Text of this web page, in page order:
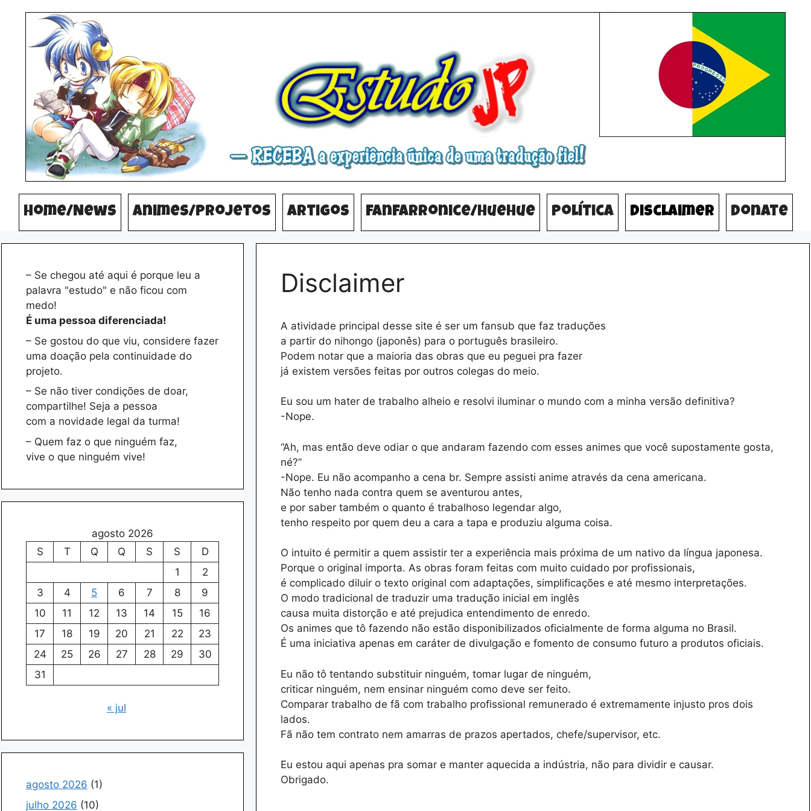
conteúdo
Home/News Animes/Projetos Artigos Fanfarronice/HueHue Política Disclaimer Donate
Disclaimer
A atividade principal desse site é ser um fansub que faz traduções
a partir do nihongo (japonês) para o português brasileiro.
Podem notar que a maioria das obras que eu peguei pra fazer
já existem versões feitas por outros colegas do meio.
Eu sou um hater de trabalho alheio e resolvi iluminar o mundo com a minha versão definitiva?
-Nope.
“Ah, mas então deve odiar o que andaram fazendo com esses animes que você supostamente gosta,
né?”
-Nope. Eu não acompanho a cena br. Sempre assisti anime através da cena americana.
Não tenho nada contra quem se aventurou antes,
e por saber também o quanto é trabalhoso legendar algo,
tenho respeito por quem deu a cara a tapa e produziu alguma coisa.
O intuito é permitir a quem assistir ter a experiência mais próxima de um nativo da língua japonesa.
Porque o original importa. As obras foram feitas com muito cuidado por profissionais,
é complicado diluir o texto original com adaptações, simplificações e até mesmo interpretações.
O modo tradicional de traduzir uma tradução inicial em inglês
causa muita distorção e até prejudica entendimento de enredo.
Os animes que tô fazendo não estão disponibilizados oficialmente de forma alguma no Brasil.
É uma iniciativa apenas em caráter de divulgação e fomento de consumo futuro a produtos oficiais.
Eu não tô tentando substituir ninguém, tomar lugar de ninguém,
criticar ninguém, nem ensinar ninguém como deve ser feito.
Comparar trabalho de fã com trabalho profissional remunerado é extremamente injusto pros dois
lados.
Fã não tem contrato nem amarras de prazos apertados, chefe/supervisor, etc.
Eu estou aqui apenas pra somar e manter aquecida a indústria, não para dividir e causar.
Obrigado.
– Se chegou até aqui é porque leu a
palavra "estudo" e não ficou com
medo!
É uma pessoa diferenciada!
– Se gostou do que viu, considere fazer
uma doação pela continuidade do
projeto.
– Se não tiver condições de doar,
compartilhe! Seja a pessoa
com a novidade legal da turma!
– Quem faz o que ninguém faz,
vive o que ninguém vive!
agosto 2026
S
T Q Q S S
D
1
2
3
4 5 6 7 8
9
10
11 12 13 14 15
16
17
18 19 20 21 22
23
24
25 26 27 28 29
30
31
« jul
agosto 2026 (1)
julho 2026 (10)